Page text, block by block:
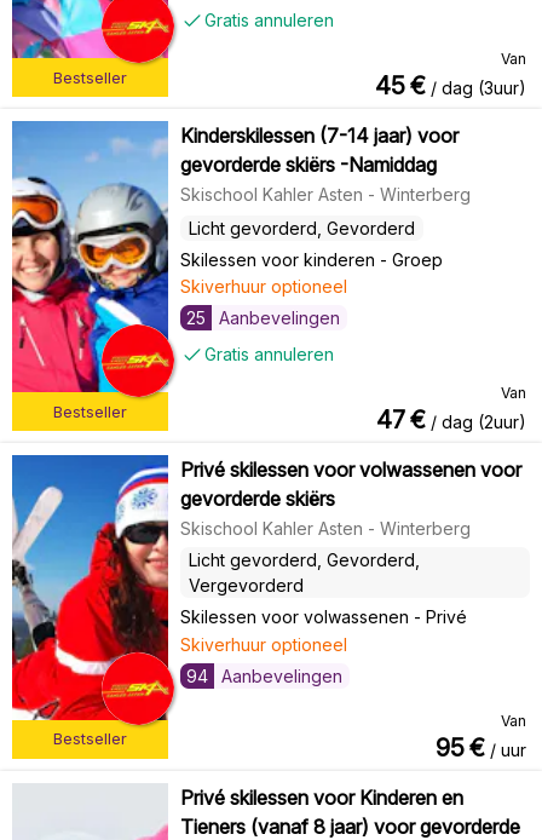
Bestseller
Gratis annuleren
Van
45€ / dag (3uur)
Bestseller
Kinderskilessen (7-14 jaar) voor
gevorderde skiërs -Namiddag
Skischool Kahler Asten - Winterberg
Licht gevorderd, Gevorderd
Skilessen voor kinderen - Groep
Skiverhuur optioneel
25
Aanbevelingen
Gratis annuleren
Van
47€ / dag (2uur)
Bestseller
Privé skilessen voor volwassenen voor
gevorderde skiërs
Skischool Kahler Asten - Winterberg
Licht gevorderd, Gevorderd,
Vergevorderd
Skilessen voor volwassenen - Privé
Skiverhuur optioneel
94
Aanbevelingen
Van
95€ / uur
Privé skilessen voor Kinderen en
Tieners (vanaf 8 jaar) voor gevorderde